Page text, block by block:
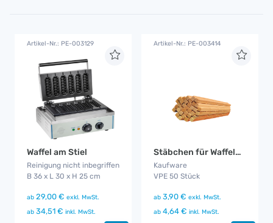
Artikel-Nr.: PE-003129
Waffel am Stiel
Reinigung nicht inbegriffen
B 36 x L 30 x H 25 cm
ab 29,00 € exkl. MwSt.
ab 34,51 € inkl. MwSt.
Artikel-Nr.: PE-003414
Stäbchen für Waffeln am Stiel
Kaufware
VPE 50 Stück
ab 3,90 € exkl. MwSt.
ab 4,64 € inkl. MwSt.